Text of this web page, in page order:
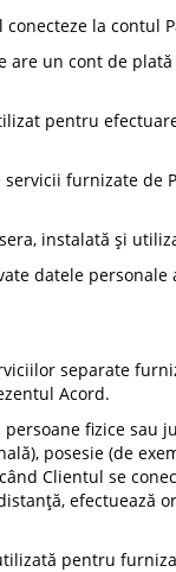
la
un cont de
pentru
furnizate de
instalată și
datele
separate
Acord.
fizice sau
posesie (de
Clientul se
efectuează
pentru